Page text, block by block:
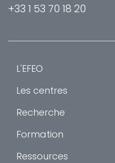
+33 1 53 70 18 20
L'EFEO
Les centres
Recherche
Formation
Ressources